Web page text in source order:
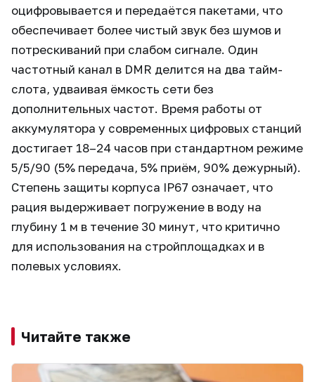
оцифровывается и передаётся пакетами, что
обеспечивает более чистый звук без шумов и
потрескиваний при слабом сигнале. Один
частотный канал в DMR делится на два тайм-
слота, удваивая ёмкость сети без
дополнительных частот. Время работы от
аккумулятора у современных цифровых станций
достигает 18–24 часов при стандартном режиме
5/5/90 (5% передача, 5% приём, 90% дежурный).
Степень защиты корпуса IP67 означает, что
рация выдерживает погружение в воду на
глубину 1 м в течение 30 минут, что критично
для использования на стройплощадках и в
полевых условиях.
Читайте также